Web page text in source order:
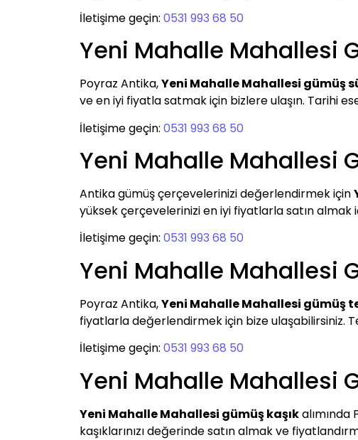
İletişime geçin: 0531 993 68 50
Yeni Mahalle Mahallesi
Poyraz Antika,Yeni Mahalle Mahallesi gümüş
ve en iyi fiyatla satmak için bizlere ulaşın. Tarihi
İletişime geçin: 0531 993 68 50
Yeni Mahalle Mahallesi
Antika gümüş çerçevelerinizi değerlendirmek için
yüksek çerçevelerinizi en iyi fiyatlarla satın almak
İletişime geçin: 0531 993 68 50
Yeni Mahalle Mahallesi
Poyraz Antika,Yeni Mahalle Mahallesi gümüş
fiyatlarla değerlendirmek için bize ulaşabilirsiniz.
İletişime geçin: 0531 993 68 50
Yeni Mahalle Mahallesi
Yeni Mahalle Mahallesi gümüş kaşık
kaşıklarınızı değerinde satın almak ve